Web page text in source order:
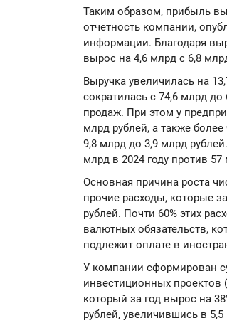
Таким образом, прибыль
отчетность компании,
информации. Благодаря
вырос на 4,6 млрд с 6,8
Выручка увеличилась на
сократилась с 74,6 млрд
продаж. При этом у
млрд рублей, а также
9,8 млрд до 3,9 млрд
млрд в 2024 году против 57
Основная причина роста
прочие расходы, которые
рублей. Почти 60% этих
валютных обязательств,
подлежит оплате в
У компании сформирован
инвестиционных проектов
который за год вырос на
рублей, увеличившись в